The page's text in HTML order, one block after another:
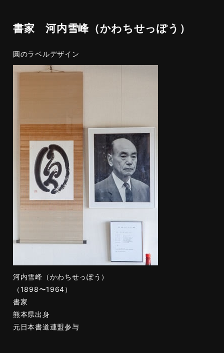
書家 河内雪峰（かわちせっぽう）
圓のラベルデザイン
河内雪峰（かわちせっぽう）
（1898〜1964）
書家
熊本県出身
元日本書道連盟参与